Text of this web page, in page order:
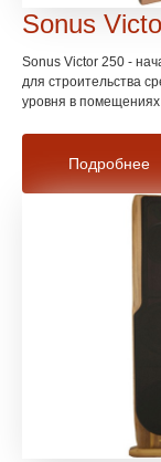
Sonus
Sonus Victor 250 -
для строительства
уровня в
Подробнее